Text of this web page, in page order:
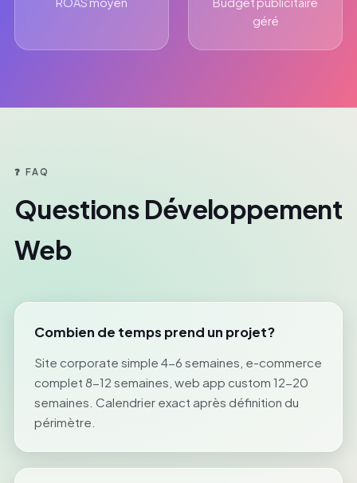
géré
❓ FAQ
Questions Développement
Web
Combien de temps prend un projet?
Site corporate simple 4-6 semaines, e-commerce
complet 8-12 semaines, web app custom 12-20
semaines. Calendrier exact après définition du
périmètre.